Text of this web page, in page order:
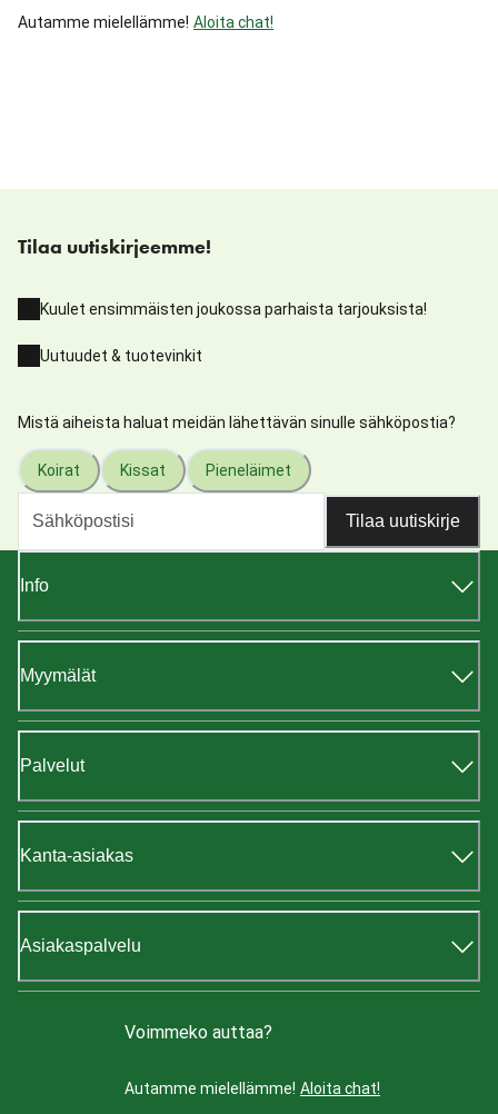
Autamme mielellämme! Aloita chat!
Tilaa uutiskirjeemme!
Kuulet ensimmäisten joukossa parhaista tarjouksista!
Uutuudet & tuotevinkit
Mistä aiheista haluat meidän lähettävän sinulle sähköpostia?
Koirat Kissat Pieneläimet
Tilaa uutiskirje
Info
Myymälät
Palvelut
Kanta-asiakas
Asiakaspalvelu
Voimmeko auttaa?
Autamme mielellämme! Aloita chat!